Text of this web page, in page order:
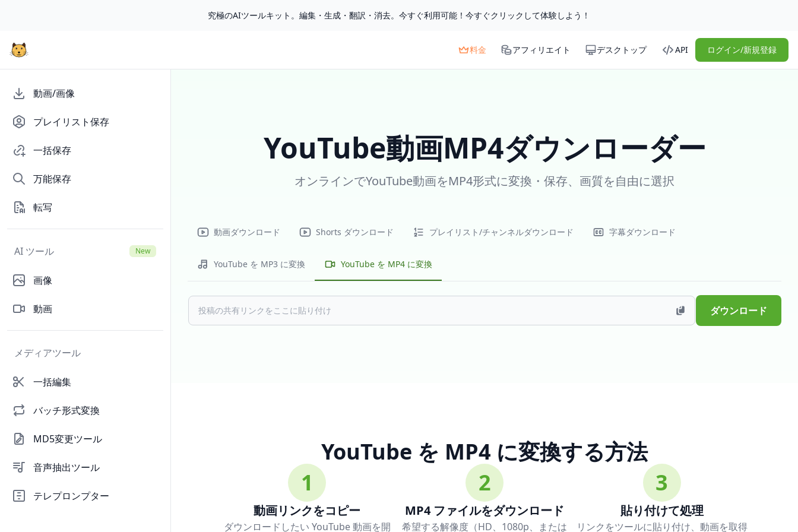
究極のAIツールキット。編集・生成・翻訳・消去。今すぐ利用可能！今すぐクリックして体験しよう！
料金 アフィリエイト デスクトップ API ログイン/新規登録
動画/画像
プレイリスト保存
一括保存
万能保存
転写
AI ツール New
画像
動画
メディアツール
一括編集
バッチ形式変換
MD5変更ツール
音声抽出ツール
テレプロンプター
YouTube動画MP4ダウンローダー
オンラインでYouTube動画をMP4形式に変換・保存、画質を自由に選択
動画ダウンロード Shorts ダウンロード プレイリスト/チャンネルダウンロード 字幕ダウンロード
YouTube を MP3 に変換 YouTube を MP4 に変換
ダウンロード
YouTube を MP4 に変換する方法
1
動画リンクをコピー
ダウンロードしたい YouTube 動画を開
2
MP4 ファイルをダウンロード
希望する解像度（HD、1080p、または
3
貼り付けて処理
リンクをツールに貼り付け、動画を取得